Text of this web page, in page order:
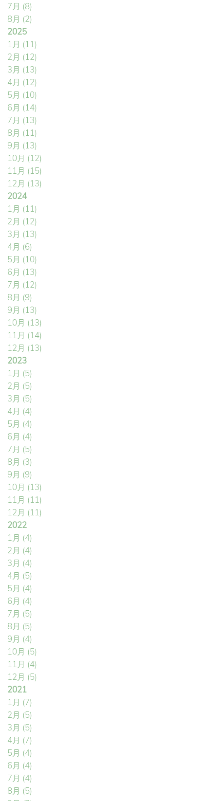
7月 (8)
8月 (2)
2025
1月 (11)
2月 (12)
3月 (13)
4月 (12)
5月 (10)
6月 (14)
7月 (13)
8月 (11)
9月 (13)
10月 (12)
11月 (15)
12月 (13)
2024
1月 (11)
2月 (12)
3月 (13)
4月 (6)
5月 (10)
6月 (13)
7月 (12)
8月 (9)
9月 (13)
10月 (13)
11月 (14)
12月 (13)
2023
1月 (5)
2月 (5)
3月 (5)
4月 (4)
5月 (4)
6月 (4)
7月 (5)
8月 (3)
9月 (9)
10月 (13)
11月 (11)
12月 (11)
2022
1月 (4)
2月 (4)
3月 (4)
4月 (5)
5月 (4)
6月 (4)
7月 (5)
8月 (5)
9月 (4)
10月 (5)
11月 (4)
12月 (5)
2021
1月 (7)
2月 (5)
3月 (5)
4月 (7)
5月 (4)
6月 (4)
7月 (4)
8月 (5)